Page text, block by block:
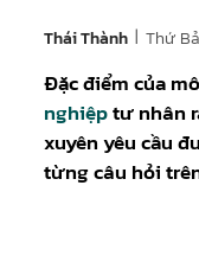
Thái Thành | Thứ
Đặc điểm của
nghiệptư nhân
xuyên yêu cầu
từng câu hỏi